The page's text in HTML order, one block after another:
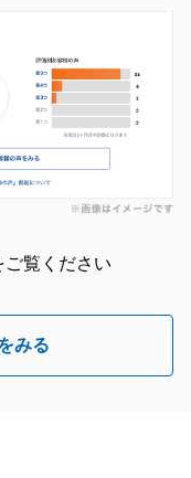
覧ください
みる